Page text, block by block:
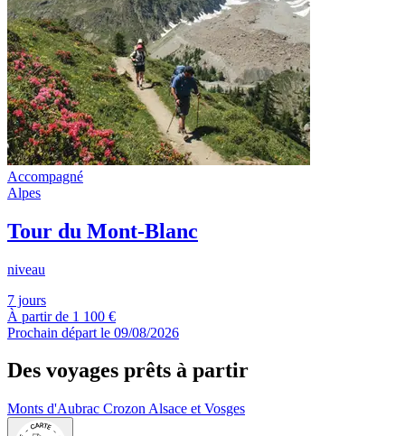
Accompagné
Alpes
Tour du Mont-Blanc
niveau
7 jours
À partir de 1 100 €
Prochain départ le 09/08/2026
Des voyages prêts à partir
Monts d'Aubrac Crozon Alsace et Vosges